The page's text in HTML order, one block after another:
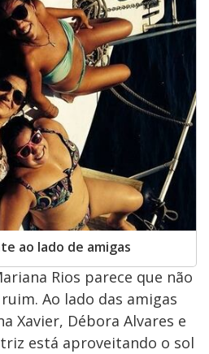
ao lado de amigas
Rios parece que não
Ao lado das amigas
Xavier, Débora Alvares e
está aproveitando o sol